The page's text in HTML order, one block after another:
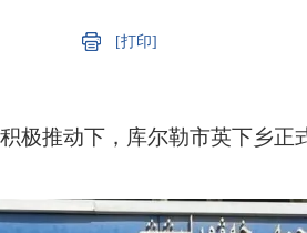
[打印]
极推动下，库尔勒市英下乡正